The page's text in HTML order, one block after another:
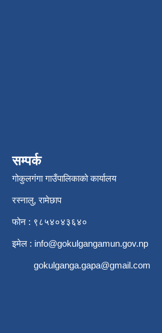
सम्पर्क
गोकुलगंगा गाउँपालिकाको कार्यालय
रस्नालु, रामेछाप
फोन : ९८५४०४३६४०
इमेल : info@gokulgangamun.gov.np
gokulganga.gapa@gmail.com